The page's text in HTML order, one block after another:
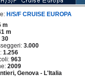
H/S/F CRUISE EUROPA
m
m
30
3.000
1.256
963
2009
Genova - L'Italia